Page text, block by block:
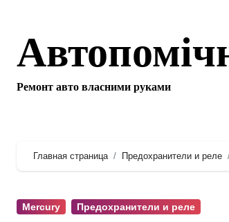
содержанию
Ремонт авто власними руками
Главная страница Предохранители и реле
Mercury Предохранители и реле